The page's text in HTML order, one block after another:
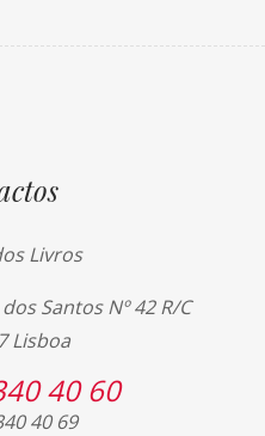
Livros
Santos Nº 42 R/C
Lisboa
40 60
40 69